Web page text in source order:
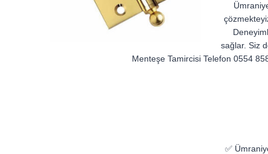
sağlar. Siz
Menteşe Tamircisi Telefon 0554
✅